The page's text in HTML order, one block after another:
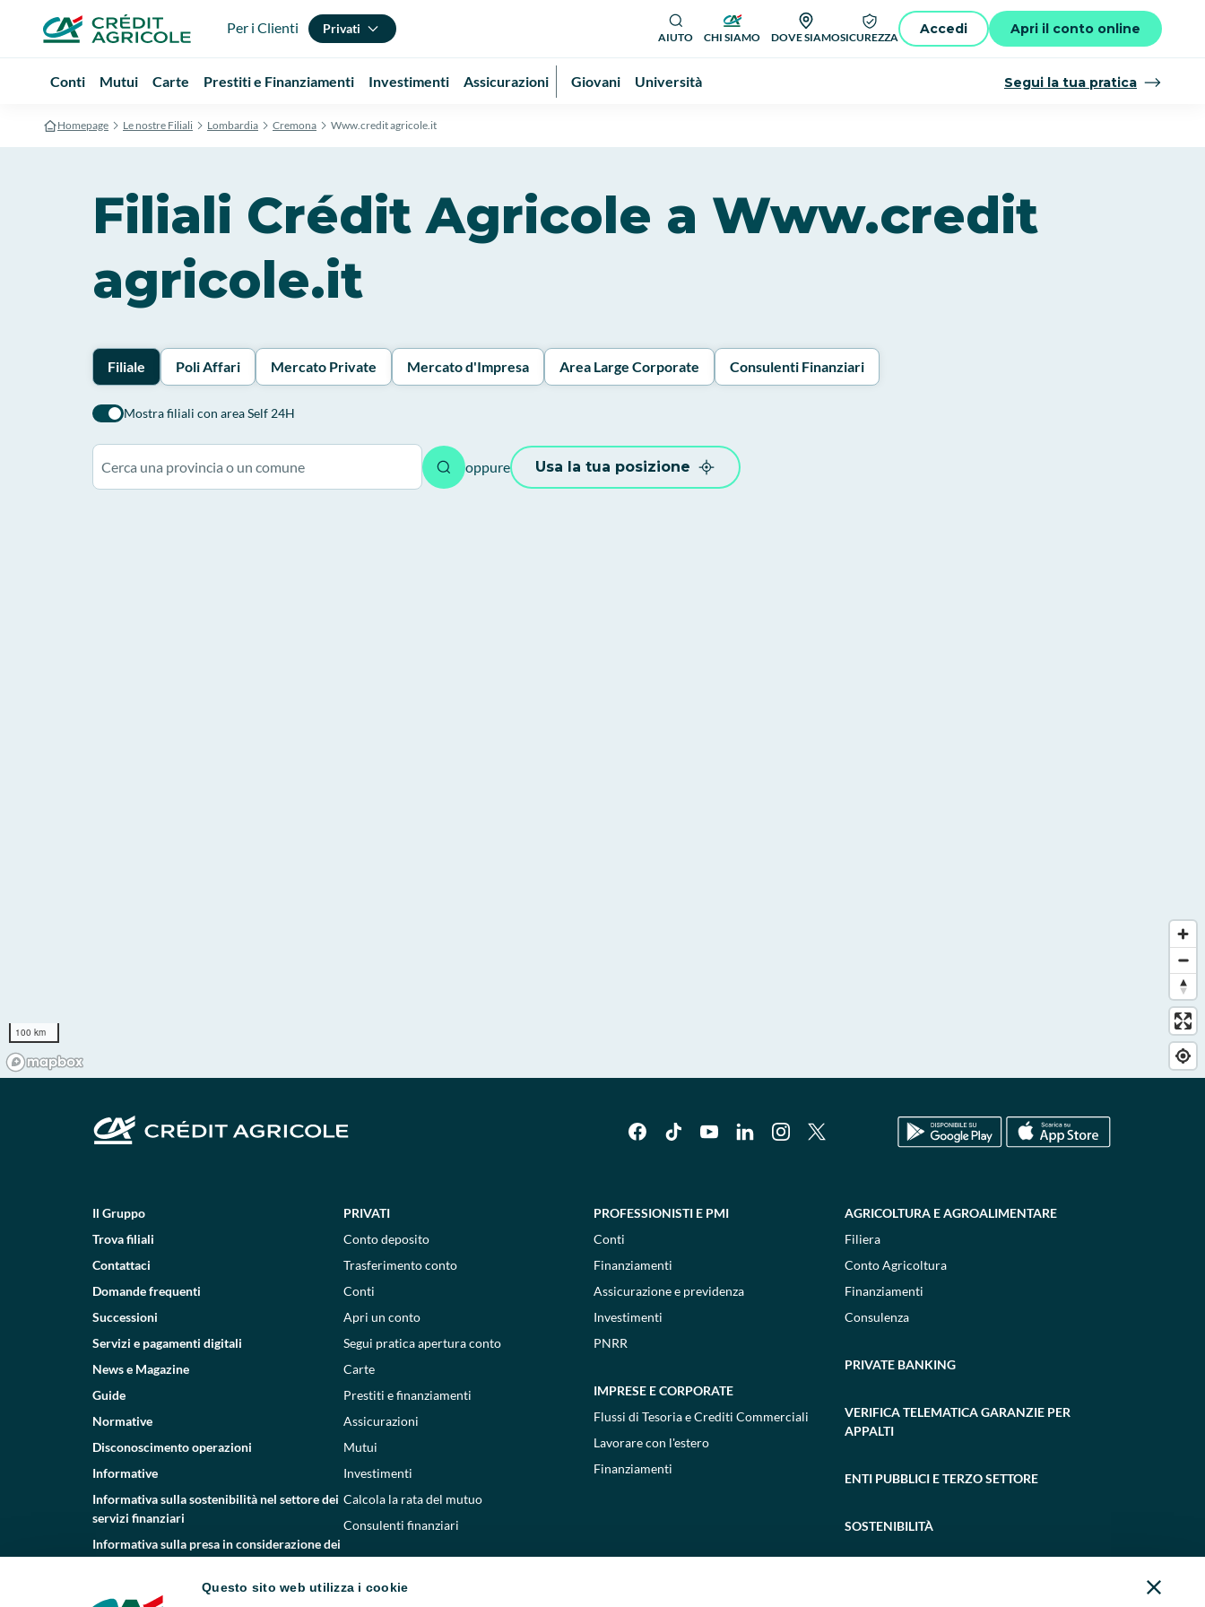
Questo sito web utilizza i cookie
Per i Clienti Privati
AIUTO CHI SIAMO DOVE SIAMOSICUREZZA
Accedi Apri il conto online
Conti Mutui Carte Prestiti e Finanziamenti Investimenti Assicurazioni Giovani Università Segui la tua pratica
Homepage Le nostre Filiali Lombardia Cremona Www.credit agricole.it
Filiali Crédit Agricole a Www.credit
agricole.it
Filiale Poli Affari Mercato Private Mercato d'Impresa Area Large Corporate Consulenti Finanziari
Mostra filiali con area Self 24H
oppure Usa la tua posizione
100 km
Il Gruppo
Trova filiali
Contattaci
Domande frequenti
Successioni
Servizi e pagamenti digitali
News e Magazine
Guide
Normative
Disconoscimento operazioni
Informative
Informativa sulla sostenibilità nel settore dei
servizi finanziari
Informativa sulla presa in considerazione dei
PRIVATI
Conto deposito
Trasferimento conto
Conti
Apri un conto
Segui pratica apertura conto
Carte
Prestiti e finanziamenti
Assicurazioni
Mutui
Investimenti
Calcola la rata del mutuo
Consulenti finanziari
PROFESSIONISTI E PMI
Conti
Finanziamenti
Assicurazione e previdenza
Investimenti
PNRR
IMPRESE E CORPORATE
Flussi di Tesoria e Crediti Commerciali
Lavorare con l'estero
Finanziamenti
AGRICOLTURA E AGROALIMENTARE
Filiera
Conto Agricoltura
Finanziamenti
Consulenza
PRIVATE BANKING
VERIFICA TELEMATICA GARANZIE PER
APPALTI
ENTI PUBBLICI E TERZO SETTORE
SOSTENIBILITÀ